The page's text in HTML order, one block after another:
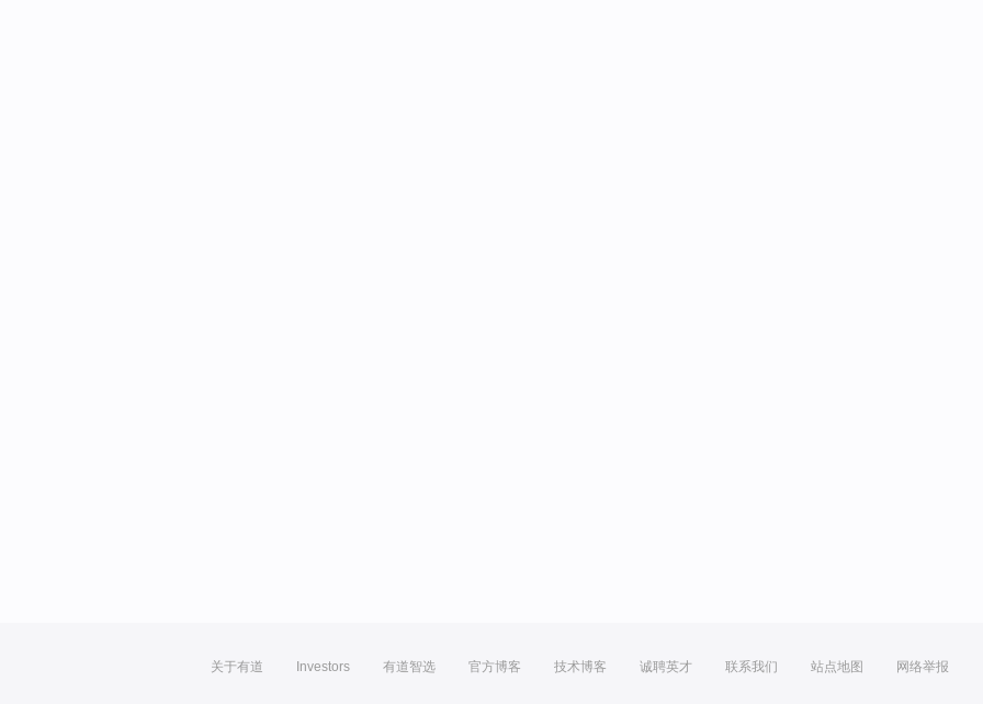
关于有道 Investors 有道智选 官方博客 技术博客 诚聘英才 联系我们 站点地图 网络举报